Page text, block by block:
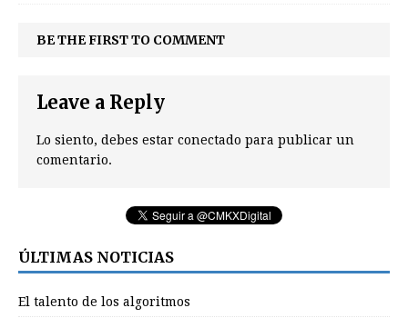
BE THE FIRST TO COMMENT
Leave a Reply
Lo siento, debes estar conectado para publicar un
comentario.
ÚLTIMAS NOTICIAS
El talento de los algoritmos